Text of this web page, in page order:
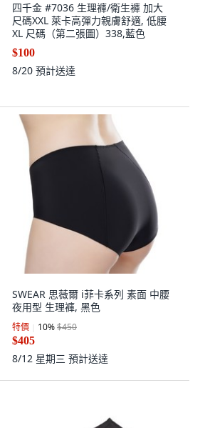
四千金 #7036 生理褲/衛生褲 加大
尺碼XXL 萊卡高彈力親膚舒適, 低腰
XL 尺碼（第二張圖）338,藍色
$100
8/20 預計送達
SWEAR 思薇爾 i菲卡系列 素面 中腰
夜用型 生理褲, 黑色
特價 10%$450
$405
8/12 星期三 預計送達